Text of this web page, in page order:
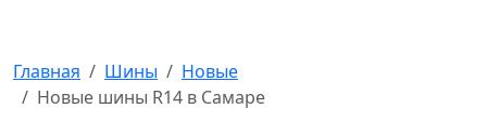
Главная Шины
Новые
Новые шины R14 в Самаре